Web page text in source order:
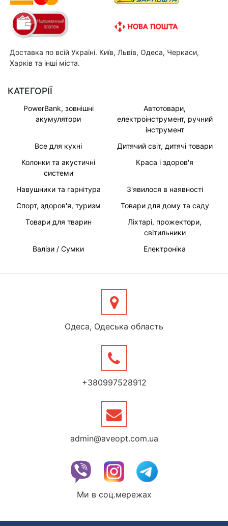
Доставка по всій Україні. Київ, Львів, Одеса, Черкаси,
Харків та інші міста.
КАТЕГОРІЇ
PowerBank, зовнішні
акумулятори
Автотовари,
електроінструмент, ручний
інструмент
Все для кухні
Дитячий світ, дитячі товари
Колонки та акустичні
системи
Краса і здоров'я
Навушники та гарнітура
З'явилося в наявності
Спорт, здоров'я, туризм
Товари для дому та саду
Товари для тварин
Ліхтарі, прожектори,
світильники
Валізи / Сумки
Електроніка
Одеса, Одеська область
+380997528912
admin@aveopt.com.ua
Ми в соц.мережах